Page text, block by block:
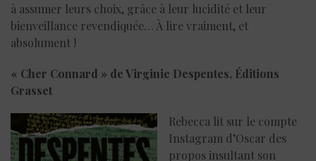
à assumer leurs choix, grâce à leur lucidité et leur
bienveillance revendiquée… À lire vraiment, et
absolument !
« Cher Connard » de Virginie Despentes, Éditions
Grasset
Rebecca lit sur le compte
Instagram d’Oscar des
propos insultant son